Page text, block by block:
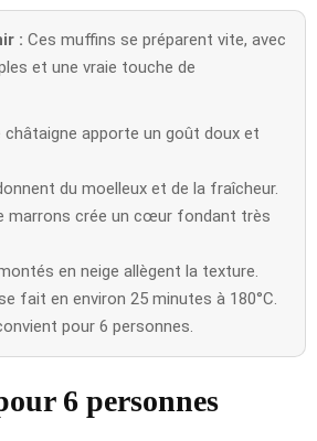
: Ces muffins se préparent vite, avec
et une vraie touche de
châtaigne apporte un goût doux et
du moelleux et de la fraîcheur.
marrons crée un cœur fondant très
en neige allègent la texture.
fait en environ 25 minutes à 180°C.
pour 6 personnes.
6 personnes